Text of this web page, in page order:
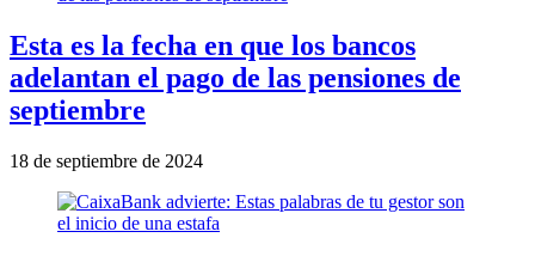
Esta es la fecha en que los bancos
adelantan el pago de las pensiones de
septiembre
18 de septiembre de 2024